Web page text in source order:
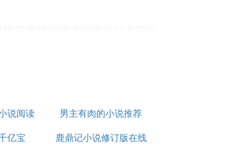
屼富瑙掕嚜鐖嗚屼骸銆備箣鍚
屼簡澶虹伒锛屽悶鍣鍘熶富鐨
瓙锛屼箣鍚庡悶涓嬩竴鏋氱伆
唬灞曠幇鐨勬穻婕撳敖鑷达紝
说阅读
男主有肉的小说推荐
亿宝
鹿鼎记小说修订版在线